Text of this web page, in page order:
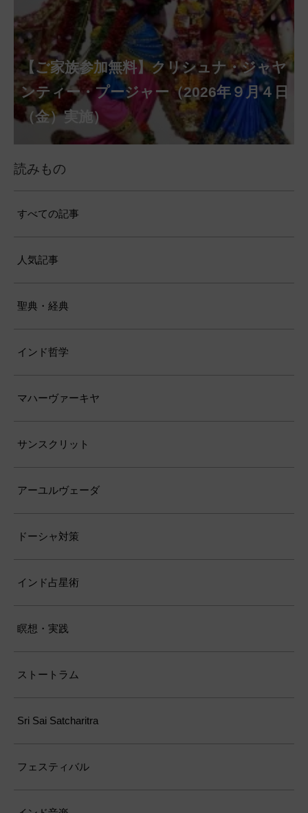
【ご家族参加無料】ナーガ・パンチャ
ミー・プージャー（2026年８月17日
（月）実施）
【ご家族参加無料】ヴァラ・ラクシュ
ミー・ヴラタ・プージャー（2026年８月
28日（金）実施）
【ご家族参加無料】サンカタハラ・チ
ャトゥルティー・プージャー（2026年８
月31日（月）実施）
【ご家族参加無料】クリシュナ・ジャヤ
ンティー・プージャー（2026年９月４日
（金）実施）
【ご家族参加無料】ガネーシャ・チャ
トゥルティー・プージャー（2026年９月
14日（月）実施）
【ご家族参加無料】マハーラクシュミ
ー・ヴラタ・プージャー（2026年９月19
日（土）実施）
【ご家族参加無料】マハーラヤー・ア
マーヴァシャー・プージャー（2026年10
月10日（土）実施）
第220回グループ・ホーマ（ナーガ・
パンチャミー、2026年８月17日（月）実
施）
第221回グループ・ホーマ（ガーヤト
リー・ジャヤンティー、2026年８月28日
（金）実施）
アンナダーナ・プロジェクト（食事の奉
仕）
ポストコロナ福祉活動支援募金
読みもの
すべての記事
人気記事
聖典・経典
インド哲学
マハーヴァーキヤ
サンスクリット
アーユルヴェーダ
ドーシャ対策
インド占星術
瞑想・実践
ストートラム
Sri Sai Satcharitra
フェスティバル